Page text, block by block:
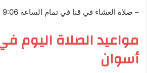
– صلاة العشاء في قنا في تمام الساعة 9:06 مساءً
مواعيد الصلاة اليوم
أسوان